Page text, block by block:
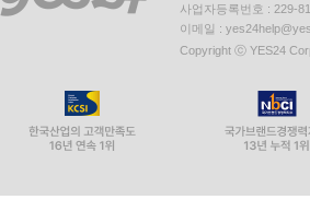
사업자등록번호 : 229-
이메일 :
Copyright ⓒ YES24